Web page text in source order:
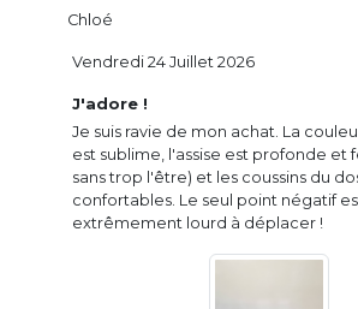
Chloé
J'adore !
Je suis ravie de mon achat. La
est sublime, l'assise est profonde et
sans trop l'être) et les coussins du
confortables. Le seul point négatif
extrêmement lourd à déplacer !
Vendredi 24 Juillet 2026